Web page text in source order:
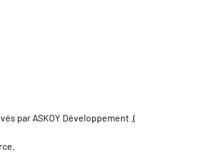
par ASKOY Développement .(